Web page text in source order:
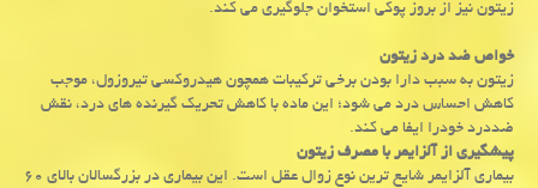
زیتون نیز از بروز پوکی استخوان جلوگیری می کند.
خواص ضد درد زیتون
زیتون به سبب دارا بودن برخی ترکیبات همچون هیدروکسی تیروزول، موجب
کاهش احساس درد می شود؛ این ماده با کاهش تحریک گیرنده های درد، نقش
ضددرد خودرا ایفا می کند.
پیشگیری از آلزایمر با مصرف زیتون
بیماری آلزایمر شایع ترین نوع زوال عقل است. این بیماری در بزرگسالان بالای ۶۰